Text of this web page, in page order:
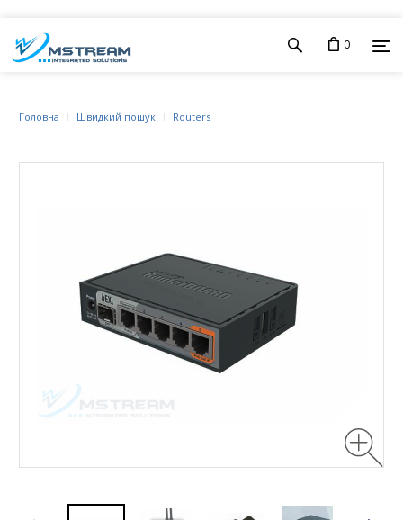
0
Головна Швидкий пошук Routers